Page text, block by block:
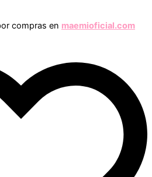
compras en maemioficial.com